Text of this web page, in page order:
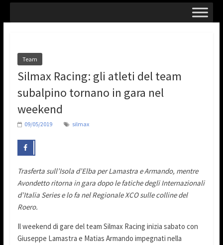
Team
Silmax Racing: gli atleti del team
subalpino tornano in gara nel
weekend
09/05/2019 silmax
Trasferta sull’Isola d’Elba per Lamastra e Armando, mentre
Avondetto ritorna in gara dopo le fatiche degli Internazionali
d’Italia Series e lo fa nel Regionale XCO sulle colline del
Roero.
Il weekend di gare del team Silmax Racing inizia sabato con
Giuseppe Lamastra e Matias Armando impegnati nella